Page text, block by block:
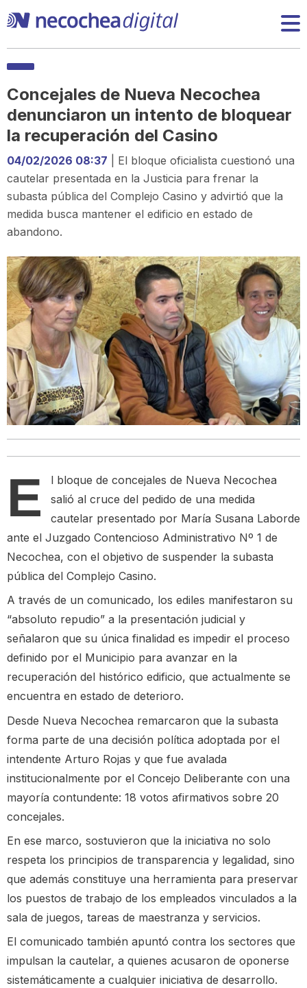
Concejales de Nueva Necochea
denunciaron un intento de bloquear
la recuperación del Casino
04/02/2026 08:37 | El bloque oficialista cuestionó una
cautelar presentada en la Justicia para frenar la
subasta pública del Complejo Casino y advirtió que la
medida busca mantener el edificio en estado de
abandono.
E
l bloque de concejales de Nueva Necochea
salió al cruce del pedido de una medida
cautelar presentado por María Susana Laborde
ante el Juzgado Contencioso Administrativo Nº 1 de
Necochea, con el objetivo de suspender la subasta
pública del Complejo Casino.
A través de un comunicado, los ediles manifestaron su
“absoluto repudio” a la presentación judicial y
señalaron que su única finalidad es impedir el proceso
definido por el Municipio para avanzar en la
recuperación del histórico edificio, que actualmente se
encuentra en estado de deterioro.
Desde Nueva Necochea remarcaron que la subasta
forma parte de una decisión política adoptada por el
intendente Arturo Rojas y que fue avalada
institucionalmente por el Concejo Deliberante con una
mayoría contundente: 18 votos afirmativos sobre 20
concejales.
En ese marco, sostuvieron que la iniciativa no solo
respeta los principios de transparencia y legalidad, sino
que además constituye una herramienta para preservar
los puestos de trabajo de los empleados vinculados a la
sala de juegos, tareas de maestranza y servicios.
El comunicado también apuntó contra los sectores que
impulsan la cautelar, a quienes acusaron de oponerse
sistemáticamente a cualquier iniciativa de desarrollo.